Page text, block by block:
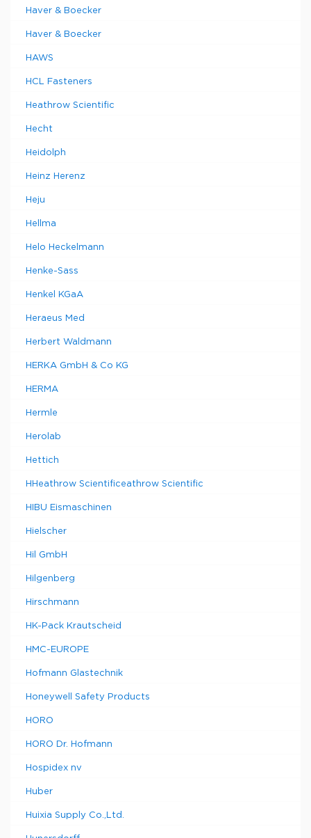
Haver & Boecker
Haver & Boecker
HAWS
HCL Fasteners
Heathrow Scientific
Hecht
Heidolph
Heinz Herenz
Heju
Hellma
Helo Heckelmann
Henke-Sass
Henkel KGaA
Heraeus Med
Herbert Waldmann
HERKA GmbH & Co KG
HERMA
Hermle
Herolab
Hettich
HHeathrow Scientificeathrow Scientific
HIBU Eismaschinen
Hielscher
Hil GmbH
Hilgenberg
Hirschmann
HK-Pack Krautscheid
HMC-EUROPE
Hofmann Glastechnik
Honeywell Safety Products
HORO
HORO Dr. Hofmann
Hospidex nv
Huber
Huixia Supply Co.,Ltd.